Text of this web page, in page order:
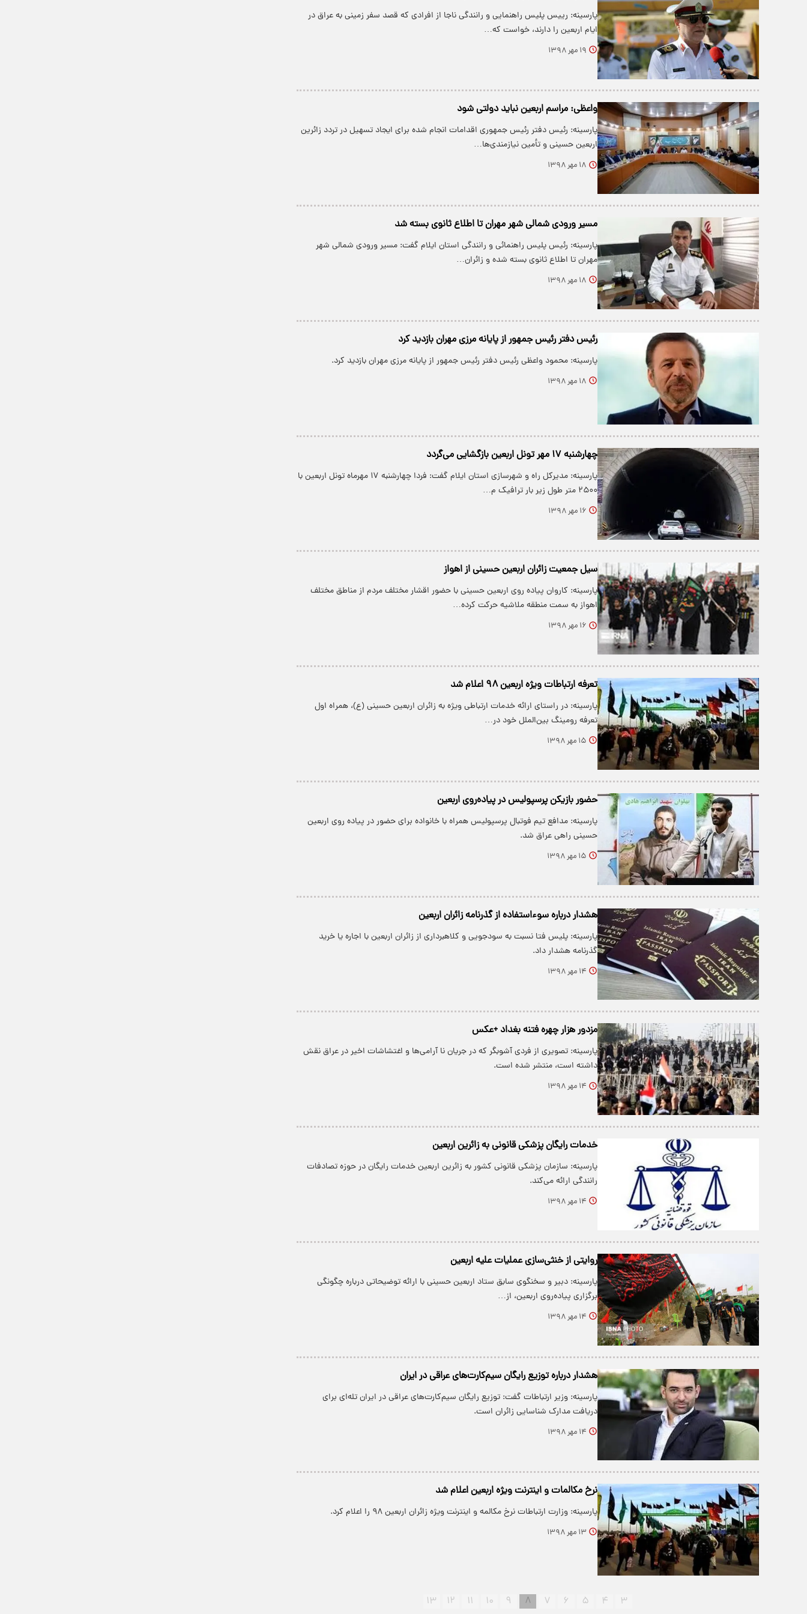
پارسینه: رییس پلیس راهنمایی و رانندگی ناجا از افرادی که قصد سفر زمینی به عراق در
ایام اربعین را دارند، خواست که…
۱۹ مهر ۱۳۹۸
واعظی: مراسم اربعین نباید دولتی شود
پارسینه: رئیس دفتر رئیس جمهوری اقدامات انجام شده برای ایجاد تسهیل در تردد زائرین
اربعین حسینی و تأمین نیازمندی‌ها…
۱۸ مهر ۱۳۹۸
مسیر ورودی شمالی شهر مهران تا اطلاع ثانوی بسته شد
پارسینه: رئیس پلیس راهنمائی و رانندگی استان ایلام گفت: مسیر ورودی شمالی شهر
مهران تا اطلاع ثانوی بسته شده و زائران…
۱۸ مهر ۱۳۹۸
رئیس دفتر رئیس جمهور از پایانه مرزی مهران بازدید کرد
پارسینه: محمود واعظی رئیس دفتر رئیس جمهور از پایانه مرزی مهران بازدید کرد.
۱۸ مهر ۱۳۹۸
چهارشنبه ۱۷ مهر تونل اربعین بازگشایی می‌گردد
پارسینه: مدیرکل راه و شهرسازی استان ایلام گفت: فردا چهارشنبه ۱۷ مهرماه تونل اربعین با
۲۵۰۰ متر طول زیر بار ترافیک م…
۱۶ مهر ۱۳۹۸
سیل جمعیت زائران اربعین حسینی از اهواز
پارسینه: کاروان پیاده روی اربعین حسینی با حضور اقشار مختلف مردم از مناطق مختلف
اهواز به سمت منطقه ملاشیه حرکت کرده…
۱۶ مهر ۱۳۹۸
تعرفه ارتباطات ویژه اربعین ۹۸ اعلام شد
پارسینه: در راستای ارائه خدمات ارتباطی ویژه به زائران اربعین حسینی (ع)، همراه اول
تعرفه رومینگ بین‌الملل خود در…
۱۵ مهر ۱۳۹۸
حضور بازیکن پرسپولیس در پیاده‌روی اربعین
پارسینه: مدافع تیم فوتبال پرسپولیس همراه با خانواده برای حضور در پیاده روی اربعین
حسینی راهی عراق شد.
۱۵ مهر ۱۳۹۸
هشدار درباره سوءاستفاده از گذرنامه زائران اربعین
پارسینه: پلیس فتا نسبت به سودجویی و کلاهبرداری از زائران اربعین با اجاره یا خرید
گذرنامه هشدار داد.
۱۴ مهر ۱۳۹۸
مزدور هزار چهره فتنه بغداد +عکس
پارسینه: تصویری از فردی آشوبگر که در جریان نا آرامی‌ها و اغتشاشات اخیر در عراق نقش
داشته است، منتشر شده است.
۱۴ مهر ۱۳۹۸
خدمات رایگان پزشکی قانونی به زائرین اربعین
پارسینه: سازمان پزشکی قانونی کشور به زائرین اربعین خدمات رایگان در حوزه تصادفات
رانندگی ارائه می‌کند.
۱۴ مهر ۱۳۹۸
روایتی از خنثی‌سازی عملیات علیه اربعین
پارسینه: دبیر و سخنگوی سابق ستاد اربعین حسینی با ارائه توضیحاتی درباره چگونگی
برگزاری پیاده‌روی اربعین، از…
۱۴ مهر ۱۳۹۸
هشدار درباره توزیع رایگان سیم‌کارت‌های عراقی در ایران
پارسینه: وزیر ارتباطات گفت: توزیع رایگان سیم‌کارت‌های عراقی در ایران تله‌ای برای
دریافت مدارک شناسایی زائران است.
۱۴ مهر ۱۳۹۸
نرخ مکالمات و اینترنت ویژه اربعین اعلام شد
پارسینه: وزارت ارتباطات نرخ مکالمه و اینترنت ویژه زائران اربعین ۹۸ را اعلام کرد.
۱۳ مهر ۱۳۹۸
۳ ۴ ۵ ۶ ۷ ۸ ۹ ۱۰ ۱۱ ۱۲ ۱۳